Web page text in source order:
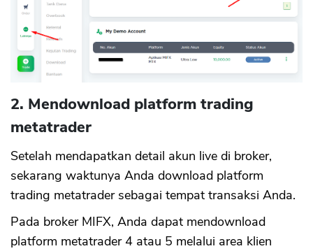
2. Mendownload platform trading
metatrader
Setelah mendapatkan detail akun live di broker,
sekarang waktunya Anda download platform
trading metatrader sebagai tempat transaksi Anda.
Pada broker MIFX, Anda dapat mendownload
platform metatrader 4 atau 5 melalui area klien